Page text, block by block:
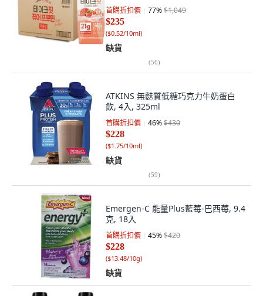
首購折扣價 77%$1,049
$235
($0.52/10ml)
缺貨
(56)
ATKINS 無麩質低糖巧克力牛奶蛋白
飲, 4入, 325ml
首購折扣價 46%$430
$228
($1.75/10ml)
缺貨
(59)
Emergen-C 能量Plus藍莓-巴西莓, 9.4
克, 18入
首購折扣價 45%$420
$228
($13.48/10g)
缺貨